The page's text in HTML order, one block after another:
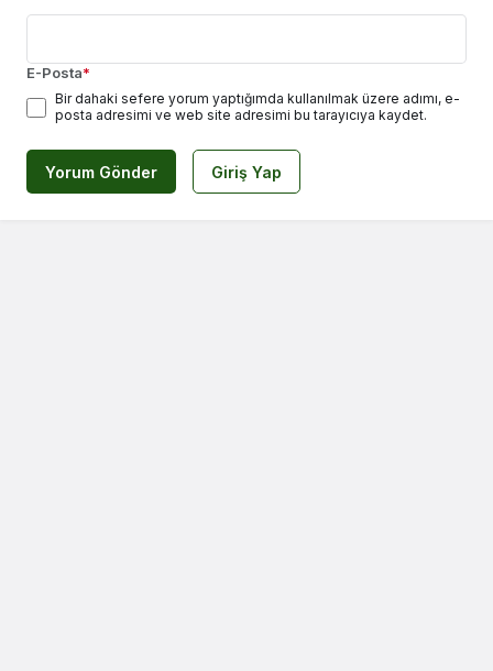
E-Posta*
Bir dahaki sefere yorum yaptığımda kullanılmak üzere adımı, e-
posta adresimi ve web site adresimi bu tarayıcıya kaydet.
Yorum Gönder Giriş Yap